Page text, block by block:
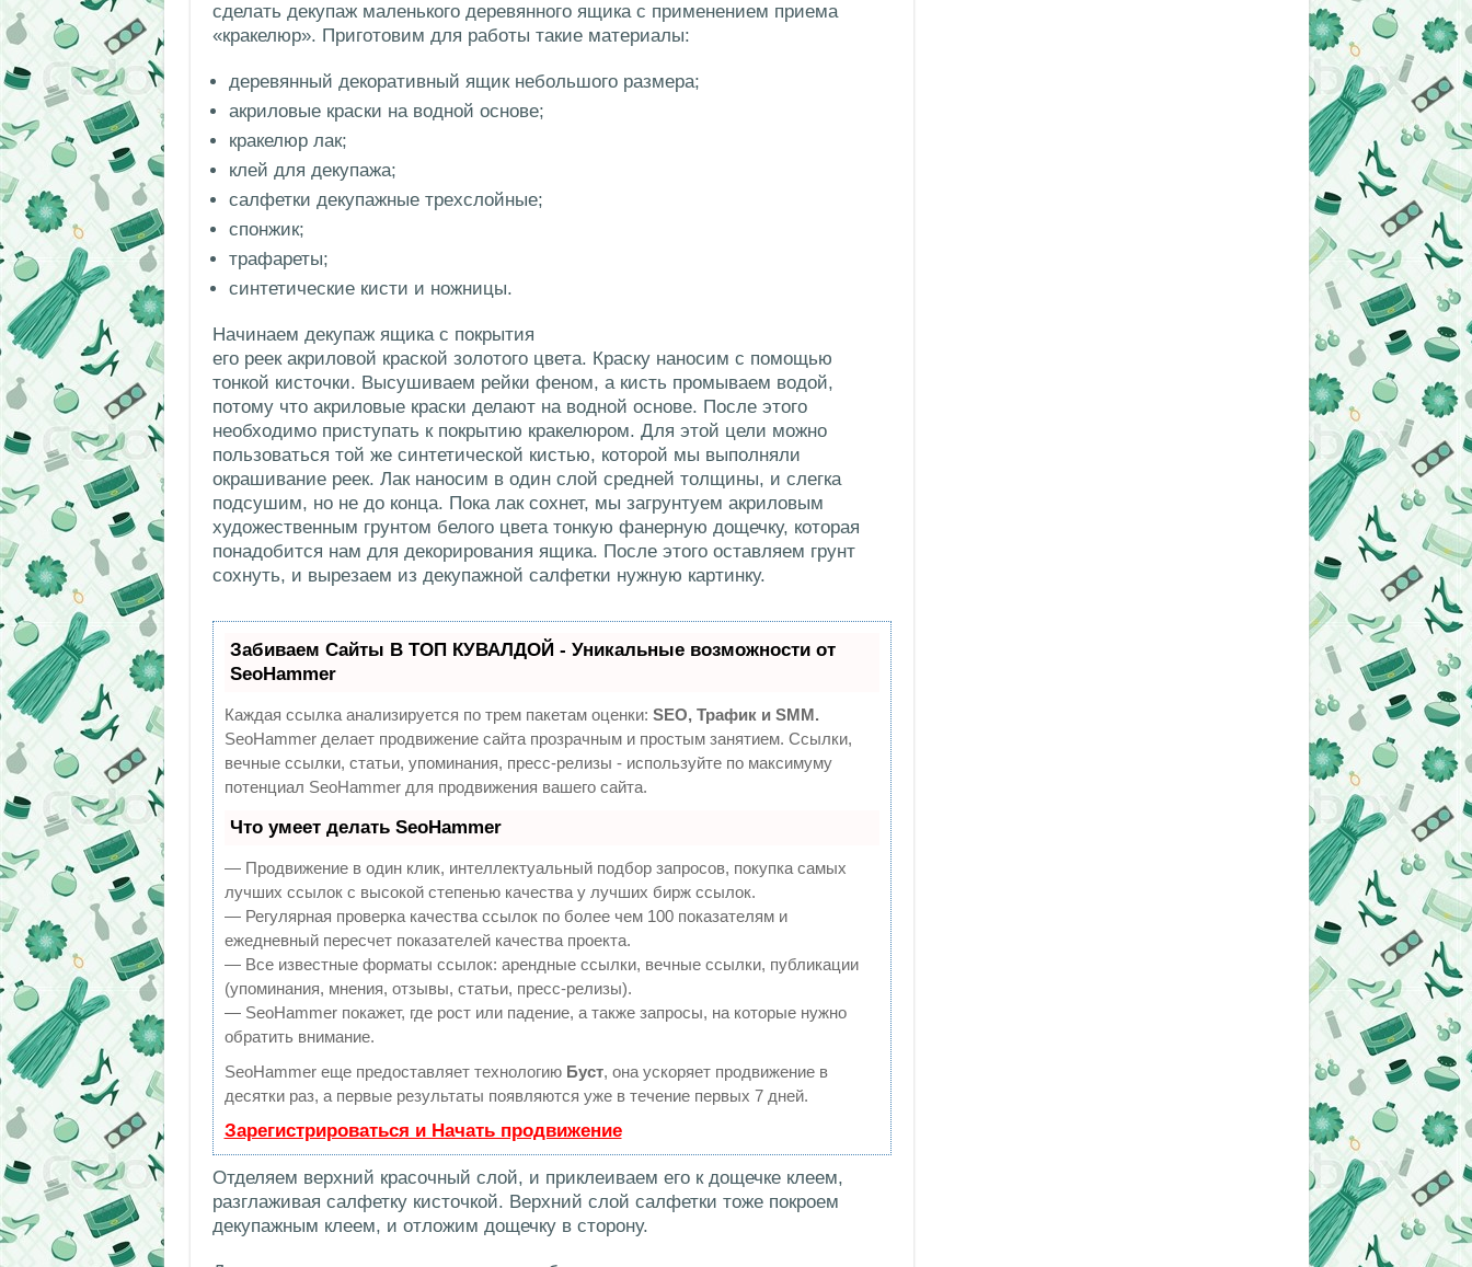
сделать декупаж маленького деревянного ящика с применением приема
«кракелюр». Приготовим для работы такие материалы:
деревянный декоративный ящик небольшого размера;
акриловые краски на водной основе;
кракелюр лак;
клей для декупажа;
салфетки декупажные трехслойные;
спонжик;
трафареты;
синтетические кисти и ножницы.
Начинаем декупаж ящика с покрытия
его реек акриловой краской золотого цвета. Краску наносим с помощью
тонкой кисточки. Высушиваем рейки феном, а кисть промываем водой,
потому что акриловые краски делают на водной основе. После этого
необходимо приступать к покрытию кракелюром. Для этой цели можно
пользоваться той же синтетической кистью, которой мы выполняли
окрашивание реек. Лак наносим в один слой средней толщины, и слегка
подсушим, но не до конца. Пока лак сохнет, мы загрунтуем акриловым
художественным грунтом белого цвета тонкую фанерную дощечку, которая
понадобится нам для декорирования ящика. После этого оставляем грунт
сохнуть, и вырезаем из декупажной салфетки нужную картинку.
Забиваем Сайты В ТОП КУВАЛДОЙ - Уникальные возможности от
SeoHammer
Каждая ссылка анализируется по трем пакетам оценки: SEO, Трафик и SMM.
SeoHammer делает продвижение сайта прозрачным и простым занятием. Ссылки,
вечные ссылки, статьи, упоминания, пресс-релизы - используйте по максимуму
потенциал SeoHammer для продвижения вашего сайта.
Что умеет делать SeoHammer
— Продвижение в один клик, интеллектуальный подбор запросов, покупка самых
лучших ссылок с высокой степенью качества у лучших бирж ссылок.
— Регулярная проверка качества ссылок по более чем 100 показателям и
ежедневный пересчет показателей качества проекта.
— Все известные форматы ссылок: арендные ссылки, вечные ссылки, публикации
(упоминания, мнения, отзывы, статьи, пресс-релизы).
— SeoHammer покажет, где рост или падение, а также запросы, на которые нужно
обратить внимание.
SeoHammer еще предоставляет технологию Буст, она ускоряет продвижение в
десятки раз, а первые результаты появляются уже в течение первых 7 дней.
Зарегистрироваться и Начать продвижение
Отделяем верхний красочный слой, и приклеиваем его к дощечке клеем,
разглаживая салфетку кисточкой. Верхний слой салфетки тоже покроем
декупажным клеем, и отложим дощечку в сторону.